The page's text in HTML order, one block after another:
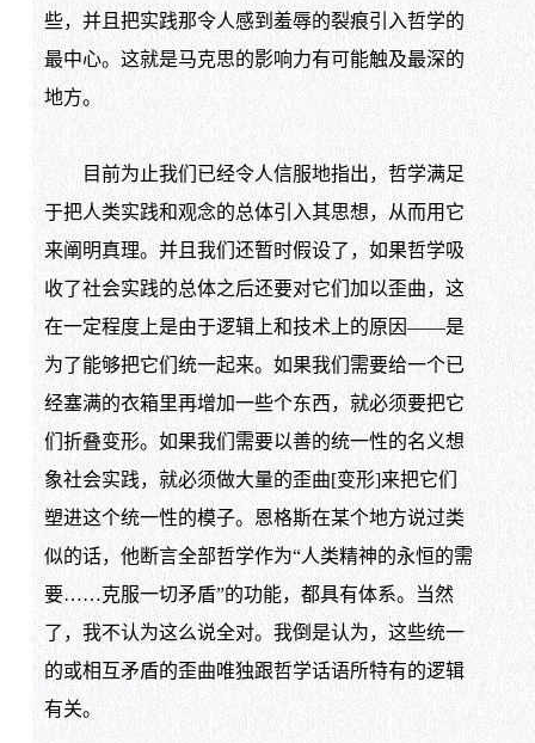
些，并且把实践那令人感到羞辱的裂痕引入哲学的
最中心。这就是马克思的影响力有可能触及最深的
地方。
目前为止我们已经令人信服地指出，哲学满足
于把人类实践和观念的总体引入其思想，从而用它
来阐明真理。并且我们还暂时假设了，如果哲学吸
收了社会实践的总体之后还要对它们加以歪曲，这
在一定程度上是由于逻辑上和技术上的原因——是
为了能够把它们统一起来。如果我们需要给一个已
经塞满的衣箱里再增加一些个东西，就必须要把它
们折叠变形。如果我们需要以善的统一性的名义想
象社会实践，就必须做大量的歪曲[变形]来把它们
塑进这个统一性的模子。恩格斯在某个地方说过类
似的话，他断言全部哲学作为“人类精神的永恒的需
要……克服一切矛盾”的功能，都具有体系。当然
了，我不认为这么说全对。我倒是认为，这些统一
的或相互矛盾的歪曲唯独跟哲学话语所特有的逻辑
有关。